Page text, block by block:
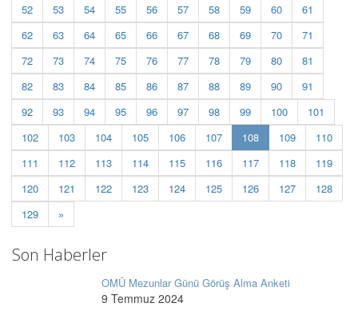
52
53 54 55 56 57 58 59 60
61
62
63 64 65 66 67 68 69 70
71
72
73 74 75 76 77 78 79 80
81
82
83 84 85 86 87 88 89 90
91
92
93 94 95 96 97 98 99 100
101
102
103 104 105 106 107 108(current)
109
110
111
112 113 114 115 116 117 118
119
120
121 122 123 124 125 126 127
128
129
»
Son Haberler
OMÜ Mezunlar Günü Görüş Alma Anketi
9 Temmuz 2024